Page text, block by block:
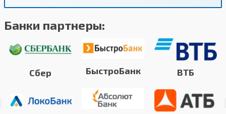
Банки партнеры:
Сбер БыстроБанк ВТБ